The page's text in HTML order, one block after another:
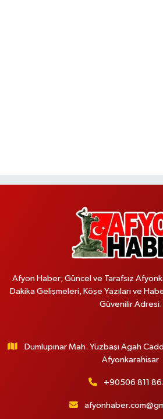
Afyon Haber; Güncel ve Tarafsız
Dakika Gelişmeleri, Köşe Yazıları ve
Güvenilir Adresi.
Dumlupınar Mah. Yüzbaşı Agah
Afyonkarahisar
+90506 811